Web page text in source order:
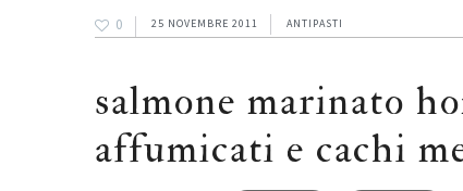
0 25 NOVEMBRE 2011 ANTIPASTI
salmone marinato
affumicati e cachi